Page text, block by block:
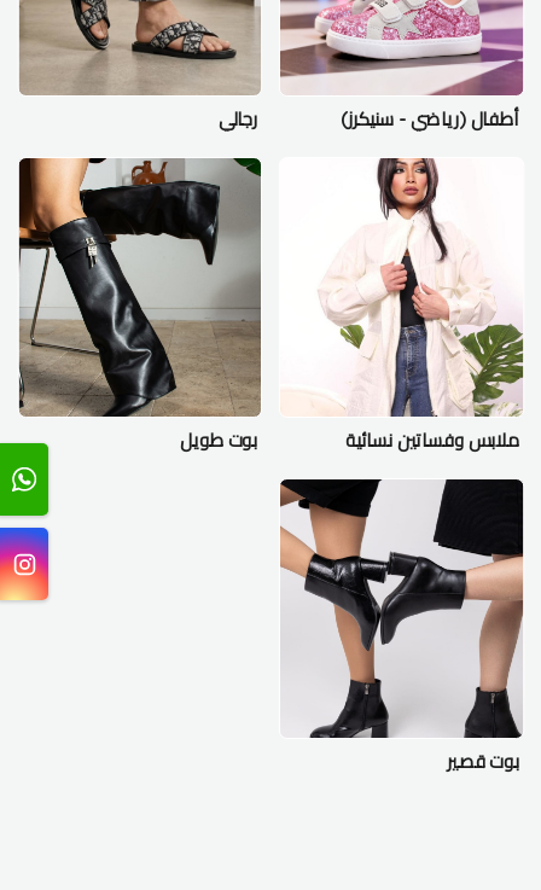
أطفال (رياضي - سنيكرز) رجالي
ملابس وفساتين نسائية بوت طويل
بوت قصير